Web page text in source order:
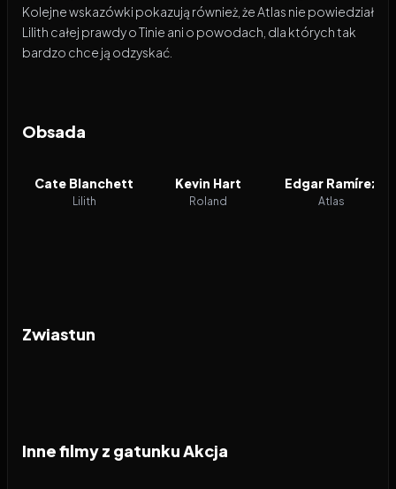
Kolejne wskazówki pokazują również, że Atlas nie powiedział
Lilith całej prawdy o Tinie ani o powodach, dla których tak
bardzo chce ją odzyskać.
Obsada
Cate Blanchett
Lilith
Kevin Hart
Roland
Edgar Ramírez
Atlas
Zwiastun
Inne filmy z gatunku Akcja